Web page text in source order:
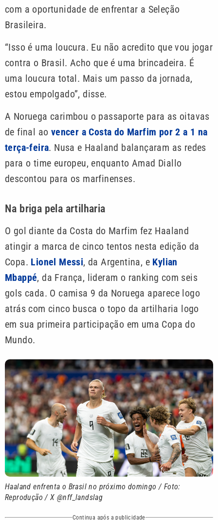
com a oportunidade de enfrentar a Seleção
Brasileira.
“Isso é uma loucura. Eu não acredito que vou jogar
contra o Brasil. Acho que é uma brincadeira. É
uma loucura total. Mais um passo da jornada,
estou empolgado”, disse.
A Noruega carimbou o passaporte para as oitavas
de final ao vencer a Costa do Marfim por 2 a 1 na
terça-feira. Nusa e Haaland balançaram as redes
para o time europeu, enquanto Amad Diallo
descontou para os marfinenses.
Na briga pela artilharia
O gol diante da Costa do Marfim fez Haaland
atingir a marca de cinco tentos nesta edição da
Copa. Lionel Messi, da Argentina, e Kylian
Mbappé, da França, lideram o ranking com seis
gols cada. O camisa 9 da Noruega aparece logo
atrás com cinco busca o topo da artilharia logo
em sua primeira participação em uma Copa do
Mundo.
Haaland enfrenta o Brasil no próximo domingo / Foto:
Reprodução / X @nff_landslag
Continua após a publicidade